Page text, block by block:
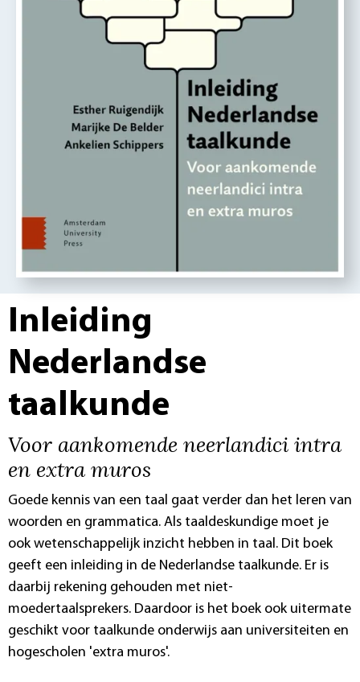
Inleiding
Nederlandse
taalkunde
Voor aankomende neerlandici intra
en extra muros
Goede kennis van een taal gaat verder dan het leren van
woorden en grammatica. Als taaldeskundige moet je
ook wetenschappelijk inzicht hebben in taal. Dit boek
geeft een inleiding in de Nederlandse taalkunde. Er is
daarbij rekening gehouden met niet-
moedertaalsprekers. Daardoor is het boek ook uitermate
geschikt voor taalkunde onderwijs aan universiteiten en
hogescholen 'extra muros'.